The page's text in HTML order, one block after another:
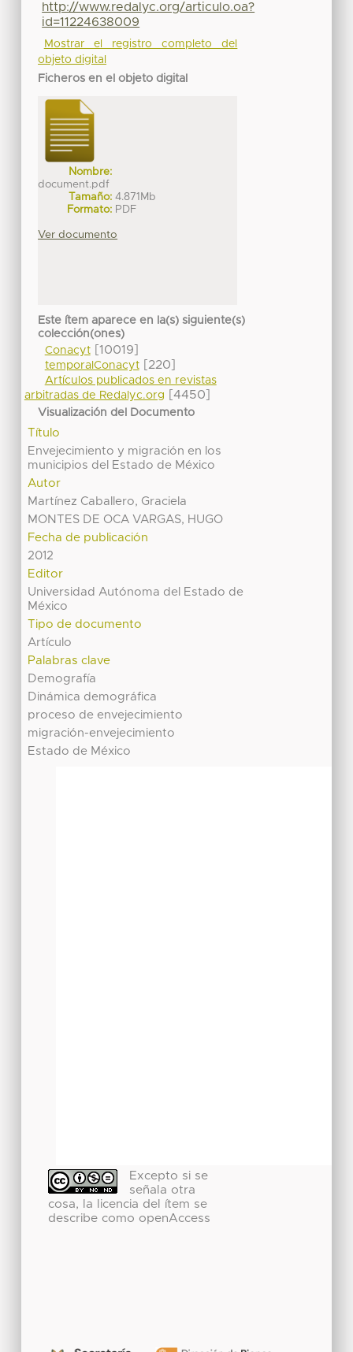
http://www.redalyc.org/articulo.oa?
id=11224638009
Mostrar el registro completo del
objeto digital
Ficheros en el objeto digital
Nombre:
document.pdf
Tamaño: 4.871Mb
Formato: PDF
Ver documento
Este ítem aparece en la(s) siguiente(s)
colección(ones)
Conacyt[10019]
temporalConacyt[220]
Artículos publicados en revistas
arbitradas de Redalyc.org
[4450]
Visualización del Documento
Título
Envejecimiento y migración en los
municipios del Estado de México
Autor
Martínez Caballero, Graciela
MONTES DE OCA VARGAS, HUGO
Fecha de publicación
2012
Editor
Universidad Autónoma del Estado de
México
Tipo de documento
Artículo
Palabras clave
Demografía
Dinámica demográfica
proceso de envejecimiento
migración-envejecimiento
Estado de México
Excepto si se
señala otra
cosa, la licencia del ítem se
describe como openAccess